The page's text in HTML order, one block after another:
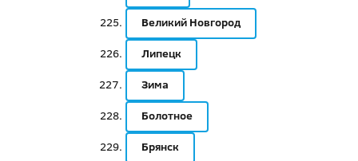
Великий Новгород
Липецк
Зима
Болотное
Брянск